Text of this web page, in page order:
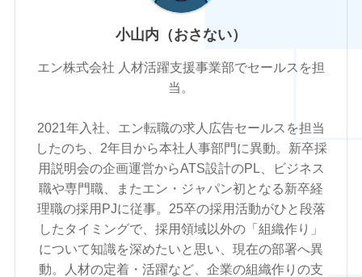
小山内（おさない）
エン株式会社 人材活躍支援事業部でセールスを担
当。
2021年入社、エン転職の求人広告セールスを担当
したのち、2年目から本社人事部門に異動。新卒採
用説明会の企画運営からATS設計のPL、ビジネス
職や専門職、またエン・ジャパン初となる新卒経
理職の採用PJに従事。25卒の採用活動がひと段落
したタイミングで、採用領域以外の「組織作り」
について知識を深めたいと思い、現在の部署へ異
動。人材の定着・活躍など、企業の組織作りの支